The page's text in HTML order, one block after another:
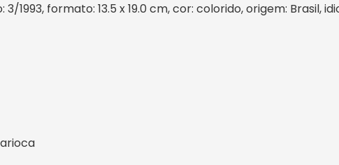
1993, formato: 13.5 x 19.0 cm, cor: colorido, origem: Brasil,